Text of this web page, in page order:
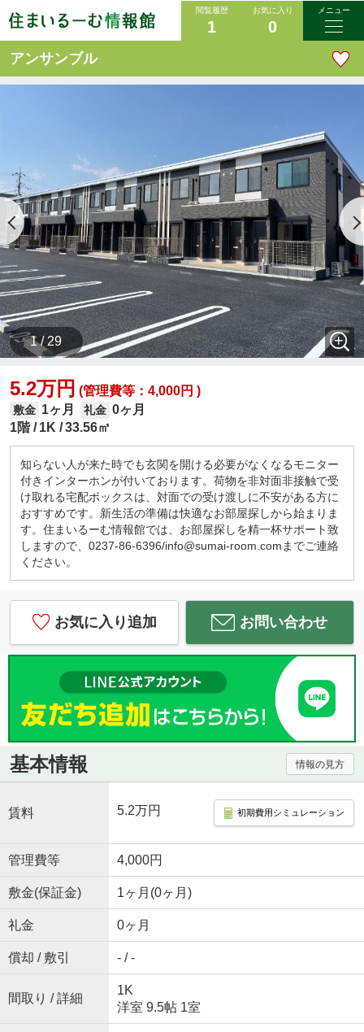
閲覧履歴
1
お気に入り
0
メニュー
アンサンブル
1 / 29
5.2万円 (管理費等：4,000円 )
敷金 1ヶ月 礼金 0ヶ月
1階
1K 33.56㎡
知らない人が来た時でも玄関を開ける必要がなくなるモニター
付きインターホンが付いております。荷物を非対面非接触で受
け取れる宅配ボックスは、対面での受け渡しに不安がある方に
おすすめです。新生活の準備は快適なお部屋探しから始まりま
す。住まいるーむ情報館では、お部屋探しを精一杯サポート致
しますので、0237-86-6396/info@sumai-room.comまでご連絡
ください。
お気に入り追加 お問い合わせ
基本情報 情報の見方
賃料 5.2万円 初期費用シミュレーション
管理費等 4,000円
敷金(保証金) 1ヶ月(0ヶ月)
礼金 0ヶ月
償却 / 敷引 - / -
間取り / 詳細
1K
洋室 9.5帖 1室